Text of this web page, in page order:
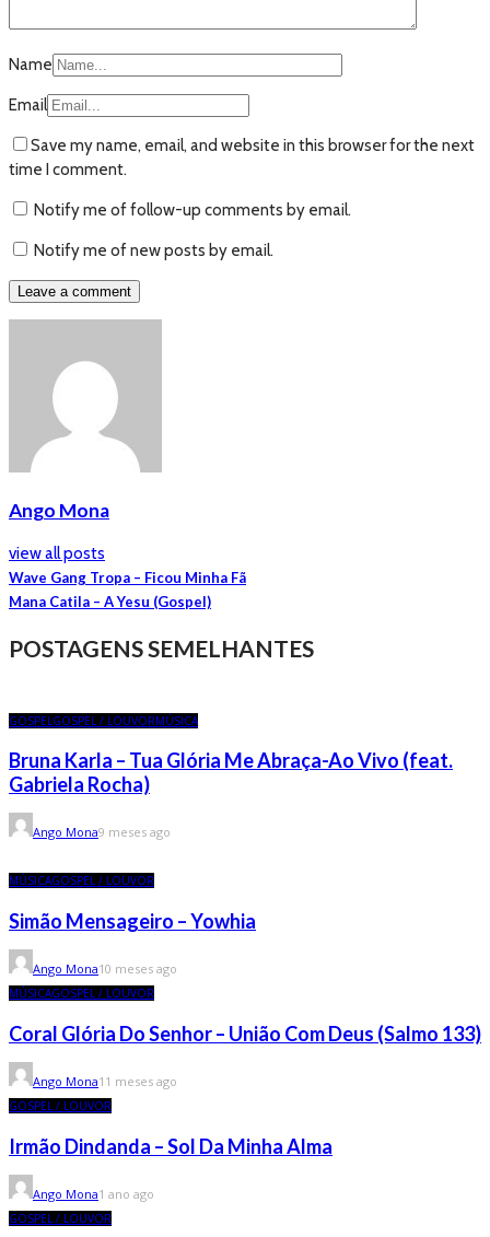
Name
Email
Save my name, email, and website in this browser for the next
time I comment.
Notify me of follow-up comments by email.
Notify me of new posts by email.
Ango Mona
view all posts
Wave Gang Tropa – Ficou Minha Fã
Mana Catila – A Yesu (Gospel)
POSTAGENS SEMELHANTES
GOSPEL GOSPEL / LOUVORMÚSICA
Bruna Karla – Tua Glória Me Abraça-Ao Vivo (feat.
Gabriela Rocha)
Ango Mona9 meses ago
MÚSICAGOSPEL / LOUVOR
Simão Mensageiro – Yowhia
Ango Mona10 meses ago
MÚSICAGOSPEL / LOUVOR
Coral Glória Do Senhor – União Com Deus (Salmo 133)
Ango Mona11 meses ago
GOSPEL / LOUVOR
Irmão Dindanda – Sol Da Minha Alma
Ango Mona1 ano ago
GOSPEL / LOUVOR